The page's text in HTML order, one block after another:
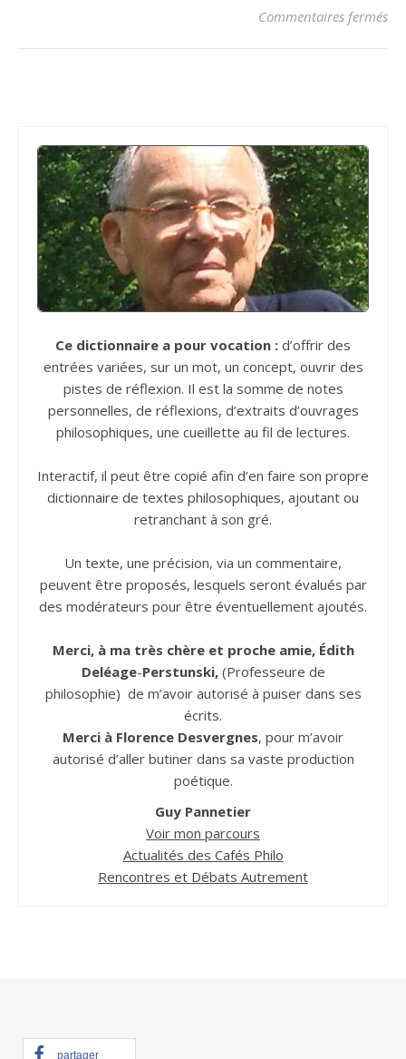
Commentaires fermés
Ce dictionnaire a pour vocation : d’offrir des
entrées variées, sur un mot, un concept, ouvrir des
pistes de réflexion. Il est la somme de notes
personnelles, de réflexions, d’extraits d’ouvrages
philosophiques, une cueillette au fil de lectures.
Interactif, il peut être copié afin d’en faire son propre
dictionnaire de textes philosophiques, ajoutant ou
retranchant à son gré.
Un texte, une précision, via un commentaire,
peuvent être proposés, lesquels seront évalués par
des modérateurs pour être éventuellement ajoutés.
Merci, à ma très chère et proche amie, Édith
Deléage-Perstunski,(Professeure de
philosophie) de m’avoir autorisé à puiser dans ses
écrits.
Merci à Florence Desvergnes, pour m’avoir
autorisé d’aller butiner dans sa vaste production
poétique.
Guy Pannetier
Voir mon parcours
Actualités des Cafés Philo
Rencontres et Débats Autrement
partager